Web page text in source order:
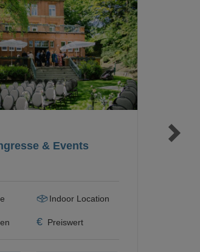
Loading... Loading...
& Events
Indoor Location
€ Preiswert